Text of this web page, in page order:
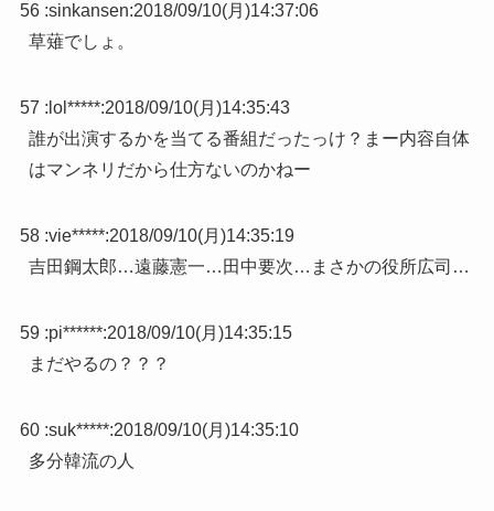
56 :sinkansen:2018/09/10(月)14:37:06
草薙でしょ。
57 : lol*****:2018/09/10(月)14:35:43
誰が出演するかを当てる番組だったっけ？まー内容自体
はマンネリだから仕方ないのかねー
58 :vie*****:2018/09/10(月)14:35:19
吉田鋼太郎…遠藤憲一…田中要次…まさかの役所広司…
59 :pi******:2018/09/10(月)14:35:15
まだやるの？？？
60 :suk*****:2018/09/10(月)14:35:10
多分韓流の人